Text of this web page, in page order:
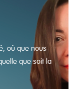
où que nous
que soit la